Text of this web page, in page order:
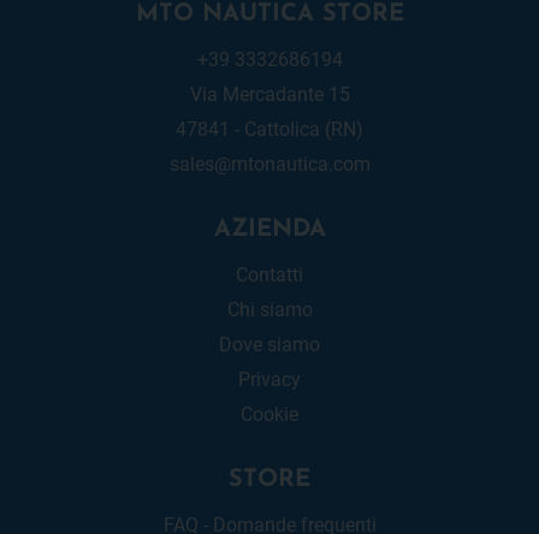
MTO NAUTICA STORE
+39 3332686194
Via Mercadante 15
47841 - Cattolica (RN)
sales@mtonautica.com
AZIENDA
Contatti
Chi siamo
Dove siamo
Privacy
Cookie
STORE
FAQ - Domande frequenti